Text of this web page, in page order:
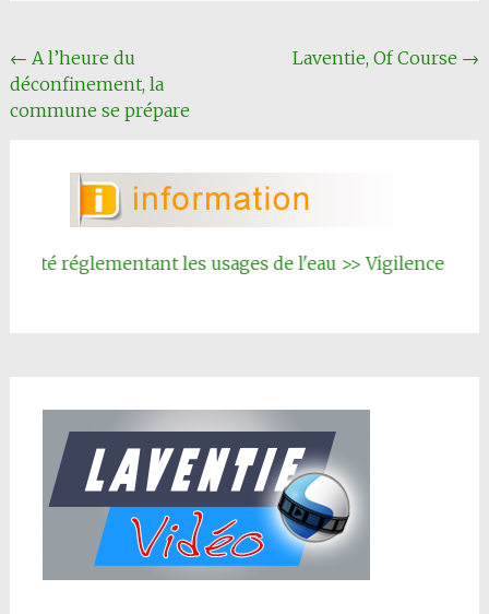
Navigation
Article
← A l’heure du
déconfinement, la
commune se prépare
Laventie, Of Course →
réglementant les usages de l'eau >> Vigilence